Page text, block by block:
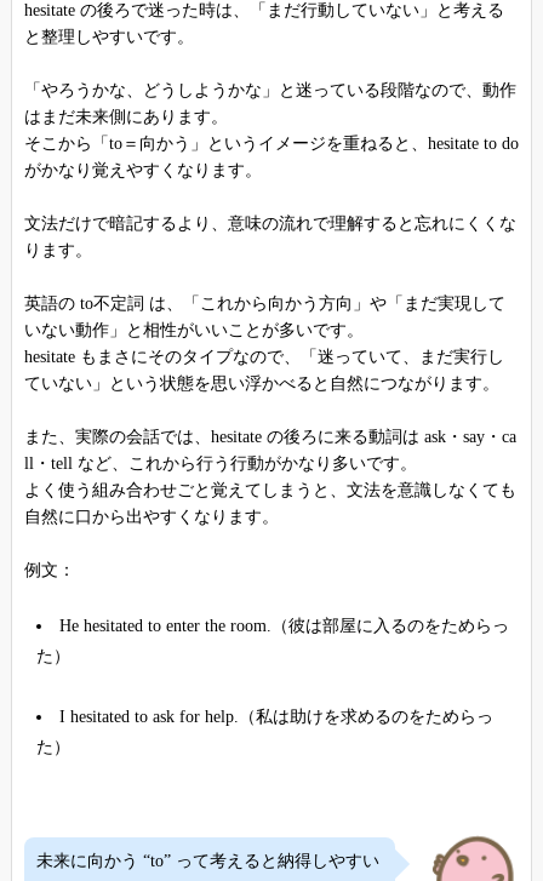
hesitate の後ろで迷った時は、「まだ行動していない」と考える
と整理しやすいです。
「やろうかな、どうしようかな」と迷っている段階なので、動作
はまだ未来側にあります。
そこから「to＝向かう」というイメージを重ねると、hesitate to do
がかなり覚えやすくなります。
文法だけで暗記するより、意味の流れで理解すると忘れにくくな
ります。
英語の to不定詞 は、「これから向かう方向」や「まだ実現して
いない動作」と相性がいいことが多いです。
hesitate もまさにそのタイプなので、「迷っていて、まだ実行し
ていない」という状態を思い浮かべると自然につながります。
また、実際の会話では、hesitate の後ろに来る動詞は ask・say・ca
ll・tell など、これから行う行動がかなり多いです。
よく使う組み合わせごと覚えてしまうと、文法を意識しなくても
自然に口から出やすくなります。
例文：
He hesitated to enter the room.（彼は部屋に入るのをためらっ
た）
I hesitated to ask for help.（私は助けを求めるのをためらっ
た）
未来に向かう “to” って考えると納得しやすい